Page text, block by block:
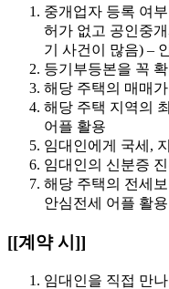
중개업자 등록 여
허가 없고 공인중
기 사건이 많음) –
등기부등본을 꼭
해당 주택의 매매
해당 주택 지역의
어플 활용
임대인에게 국세,
임대인의 신분증
해당 주택의 전세
안심전세 어플 활용
[[계약 시]]
임대인을 직접 만